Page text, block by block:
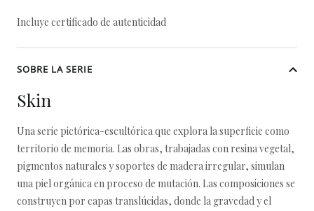
Incluye certificado de autenticidad
SOBRE LA SERIE
Skin
Una serie pictórica-escultórica que explora la superficie como
territorio de memoria. Las obras, trabajadas con resina vegetal,
pigmentos naturales y soportes de madera irregular, simulan
una piel orgánica en proceso de mutación. Las composiciones se
construyen por capas translúcidas, donde la gravedad y el